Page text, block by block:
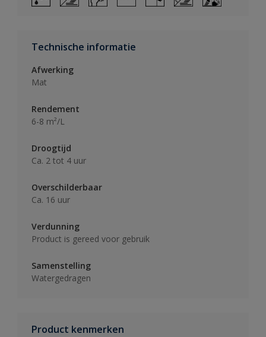
Technische informatie
Afwerking
Mat
Rendement
6-8 m²/L
Droogtijd
Ca. 2 tot 4 uur
Overschilderbaar
Ca. 16 uur
Verdunning
Product is gereed voor gebruik
Samenstelling
Watergedragen
Product kenmerken